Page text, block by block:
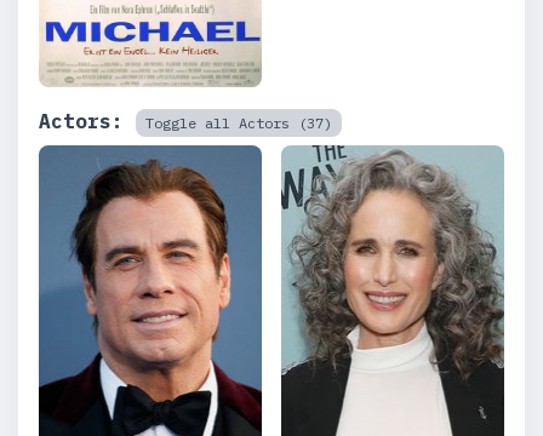
Actors: Toggle all Actors (37)